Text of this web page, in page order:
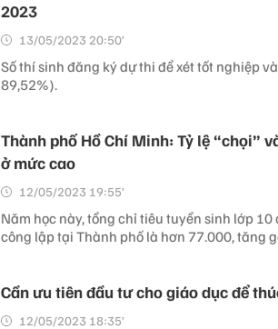
2023
13/05/2023 20:50’
Số thí sinh đăng ký dự thi để xét tốt nghiệp
89,52%).
Thành phố Hồ Chí Minh: Tỷ lệ “chọi”
ở mức cao
12/05/2023 19:55’
Năm học này, tổng chỉ tiêu tuyển sinh lớp
công lập tại Thành phố là hơn 77.000, tăng
Cần ưu tiên đầu tư cho giáo dục để
12/05/2023 18:35’